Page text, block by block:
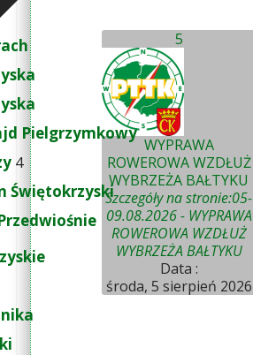
Pielgrzymkowy
Świętokrzyski
4
5
WYPRAWA
ROWEROWA WZDŁUŻ
WYBRZEŻA BAŁTYKU
Szczegóły na stronie:05-
09.08.2026 - WYPRAWA
ROWEROWA WZDŁUŻ
WYBRZEŻA BAŁTYKU
Data :
środa, 5 sierpień 2026